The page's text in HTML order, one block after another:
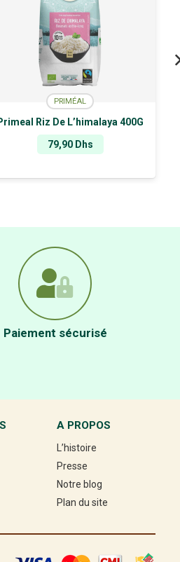
PRIMÉAL
Riz De L’himalaya 400G
79,90 Dhs
Paiement sécurisé
A PROPOS
L’histoire
Presse
Notre blog
Plan du site